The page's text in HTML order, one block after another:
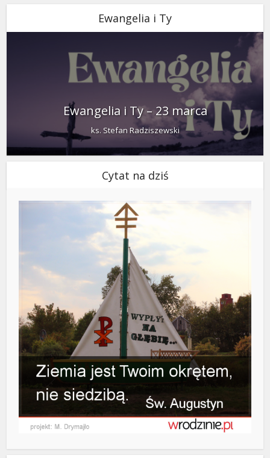
Ewangelia i Ty
Ewangelia i Ty – 23 marca
ks. Stefan Radziszewski
Cytat na dziś